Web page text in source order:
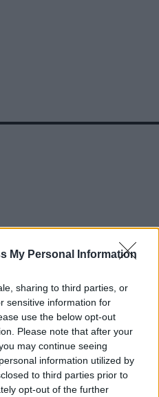
My Personal Information
sharing to third parties, or
sensitive information for
use the below opt-out
Please note that after your
may continue seeing
information utilized by
to third parties prior to
opt-out of the further